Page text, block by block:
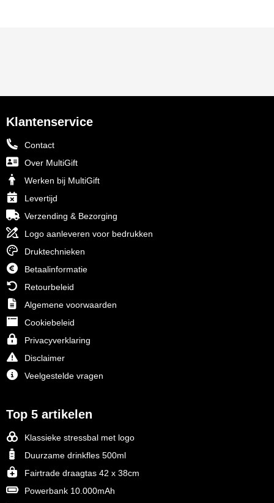
Klantenservice
Contact
Over MultiGift
Werken bij MultiGift
Levertijd
Verzending & Bezorging
Logo aanleveren voor bedrukken
Druktechnieken
Betaalinformatie
Retourbeleid
Algemene voorwaarden
Cookiebeleid
Privacyverklaring
Disclaimer
Veelgestelde vragen
Top 5 artikelen
Klassieke stressbal met logo
Duurzame drinkfles 500ml
Fairtrade draagtas 42 x 38cm
Powerbank 10.000mAh